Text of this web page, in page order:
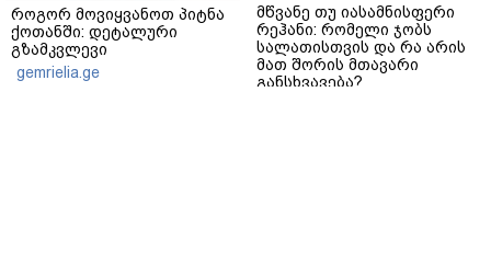
როგორ მოვიყვანოთ პიტნა
ქოთანში: დეტალური
გზამკვლევი
gemrielia.ge
მწვანე თუ იასამნისფერი
რეჰანი: რომელი ჯობს
სალათისთვის და რა არის
მათ შორის მთავარი
განსხვავება?